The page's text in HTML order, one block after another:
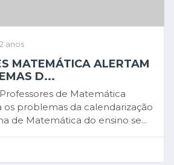
anos
MATEMÁTICA ALERTAM
D...
de Matemática
os problemas da calendarização
de Matemática do ensino se...